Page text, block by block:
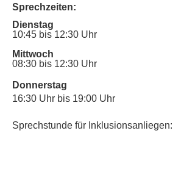
Sprechzeiten:
Dienstag
10:45 bis 12:30 Uhr
Mittwoch
08:30 bis 12:30 Uhr
Donnerstag
16:30 Uhr bis 19:00 Uhr
Sprechstunde für Inklusionsanliegen: